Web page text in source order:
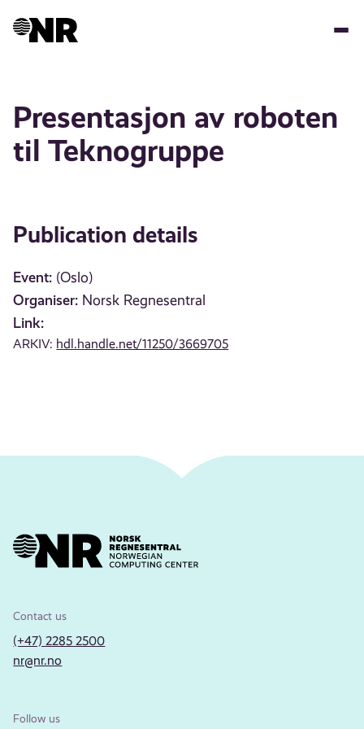
Presentasjon av roboten
til Teknogruppe
Publication details
Event: (Oslo)
Organiser: Norsk Regnesentral
Link:
ARKIV: hdl.handle.net/11250/3669705
Contact us
(+47) 2285 2500
nr@nr.no
Follow us